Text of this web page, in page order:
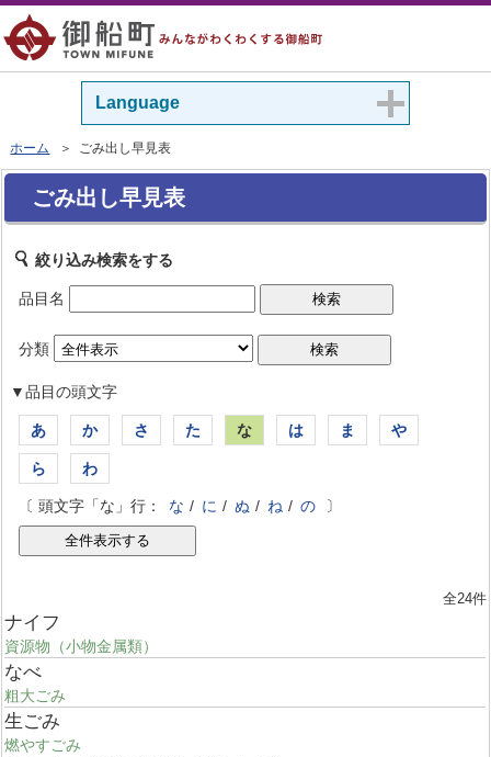
Language
ホーム ＞ ごみ出し早見表
ごみ出し早見表
絞り込み検索をする
品目名
分類
▼品目の頭文字
あ か さ た な は ま や
ら わ
〔 頭文字「な」行： な / に / ぬ / ね / の 〕
全24件
ナイフ
資源物（小物金属類）
なべ
粗大ごみ
生ごみ
燃やすごみ